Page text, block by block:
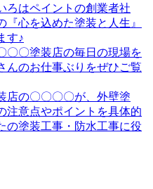
ろはペイントの創業者社
心を込めた塗装と人生』
す♪
〇〇塗装店の毎日の現場を
んのお仕事ぶりをぜひご覧
店の〇〇〇〇が、外壁塗
注意点やポイントを具体的
の塗装工事・防水工事に役